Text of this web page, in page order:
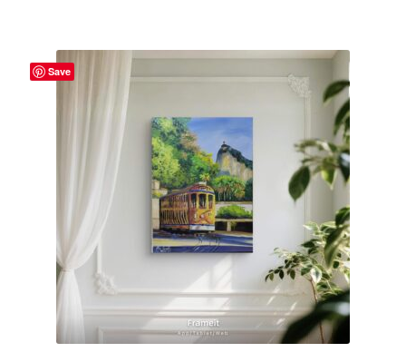
Save